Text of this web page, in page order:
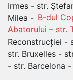
Irmes - str.
Milea - B-dul
Abatorului – str.
Reconstrucției -
str. Bruxelles -
- str. Barcelona